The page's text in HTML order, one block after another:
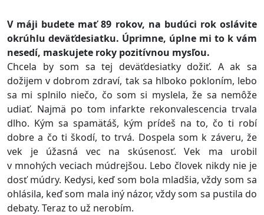
V máji budete mať 89 rokov, na budúci rok oslávite
okrúhlu deväťdesiatku. Úprimne, úplne mi to k vám
nesedí, maskujete roky pozitívnou mysľou.
Chcela by som sa tej deväťdesiatky dožiť. A ak sa
dožijem v dobrom zdraví, tak sa hlboko pokloním, lebo
sa mi splnilo niečo, čo som si myslela, že sa nemôže
udiať. Najmä po tom infarkte rekonvalescencia trvala
dlho. Kým sa spamätáš, kým prídeš na to, čo ti robí
dobre a čo ti škodí, to trvá. Dospela som k záveru, že
vek je úžasná vec na skúsenosť. Vek ma urobil
v mnohých veciach múdrejšou. Lebo človek nikdy nie je
dosť múdry. Kedysi, keď som bola mladšia, vždy som sa
ohlásila, keď som mala iný názor, vždy som sa pustila do
debaty. Teraz to už nerobím.